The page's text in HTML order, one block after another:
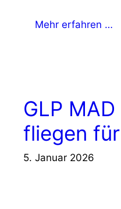
Mehr erfahren …
GLP
fliegen
5. Januar 2026